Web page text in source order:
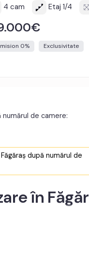
4 cam Etaj 1/4
0% Exclusivitate
de camere:
după numărul de
în